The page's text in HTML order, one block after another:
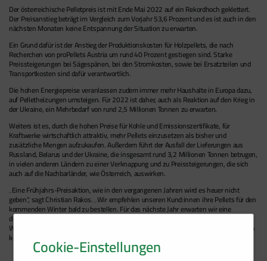
Der österreichische Pelletpreis ist mit Ende Mai 2022 auf ein Rekordhoch geklettert.
Der Preisanstieg beträgt im Vergleich zum Vorjahr 53,6 Prozent und es ist auch in den
nächsten Monaten keine Entspannung der Situation zu erwarten.
Ein Grund dafür ist der Anstieg der Produktionskosten für Holzpellets, die nach
Recherchen von proPellets Austria um rund 40 Prozent gestiegen sind. Starke
Preissteigerungen bei Sägespänen, bei den Stromkosten, sowie bei Ersatzteilen und
Transportkosten sind dafür verantwortlich.
Die hohen Energiepreise veranlassen zudem immer mehr Haushalte in Europa dazu,
auf Pelletheizungen umsteigen. Für 2022 ist daher, auch als Reaktion auf den Krieg in
der Ukraine, ein Mehrbedarf von rund 2,5 Millionen Tonnen zu erwarten.
Weiters ist es, durch die hohen Preise für Kohle und Emissionszertifikate, für
Kraftwerke wirtschaftlich attraktiv, mehr Pellets einzusetzen als bisher und
zusätzliche Mengen aufzukaufen. Außerdem führt der Ausfall der Lieferungen aus
Russland, Belarus und der Ukraine, die insgesamt rund 3,2 Millionen Tonnen betrugen,
in vielen anderen Ländern zu einer Verknappung und zu Preissteigerungen, die sich
auch auf die Nachbarländer, wie Österreich, auswirken.
„Eine Frühjahrs-Preisaktion, wie in den vergangenen Jahren wird es heuer nicht
geben“, sagt Christian Rakos. Wir empfehlen unseren Kund:innen ihre Pellets für den
kommenden Winter bald zu bestellen. Für das nächste Jahr erwarten wir eine
deutliche Entspannung am heimischen Pelletmarkt, aufgrund der zahlreichen neuen
Werke, die derzeit im Bau sind. Daher empfehle ich, nicht mehr als den Bedarf für den
kommenden Winter zu kaufen.
Cookie-Einstellungen